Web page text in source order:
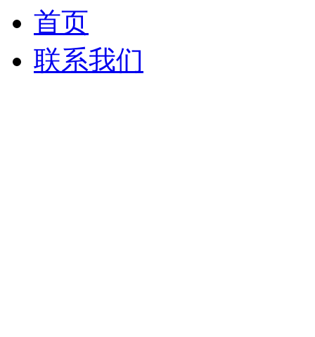
首页
联系我们